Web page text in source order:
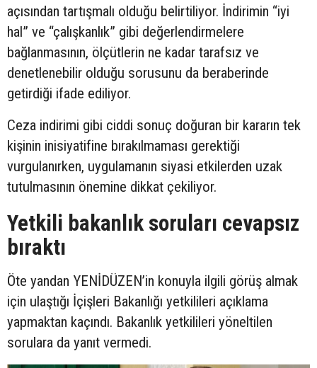
açısından tartışmalı olduğu belirtiliyor. İndirimin “iyi
hal” ve “çalışkanlık” gibi değerlendirmelere
bağlanmasının, ölçütlerin ne kadar tarafsız ve
denetlenebilir olduğu sorusunu da beraberinde
getirdiği ifade ediliyor.
Ceza indirimi gibi ciddi sonuç doğuran bir kararın tek
kişinin inisiyatifine bırakılmaması gerektiği
vurgulanırken, uygulamanın siyasi etkilerden uzak
tutulmasının önemine dikkat çekiliyor.
Yetkili bakanlık soruları cevapsız
bıraktı
Öte yandan YENİDÜZEN’in konuyla ilgili görüş almak
için ulaştığı İçişleri Bakanlığı yetkilileri açıklama
yapmaktan kaçındı. Bakanlık yetkilileri yöneltilen
sorulara da yanıt vermedi.